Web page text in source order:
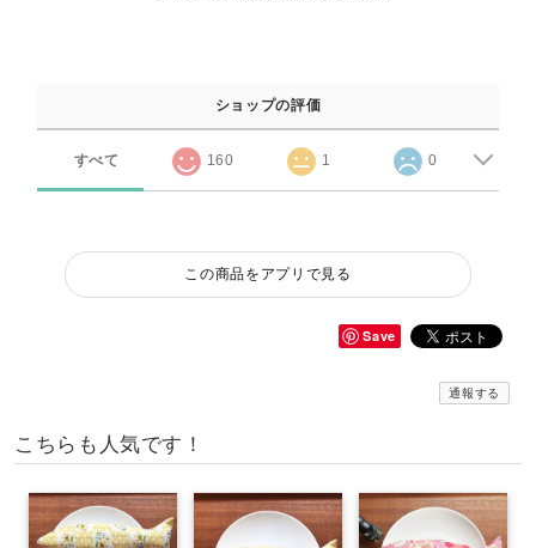
ショップの評価
すべて 160 1 0
この商品をアプリで見る
Save
通報する
こちらも人気です！